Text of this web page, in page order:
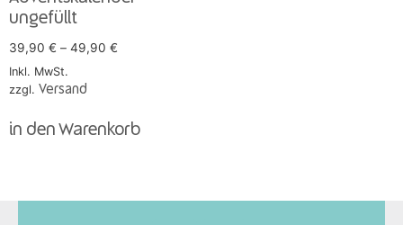
ungefüllt
39,90 € – 49,90 €
Inkl. MwSt.
zzgl. Versand
in den Warenkorb